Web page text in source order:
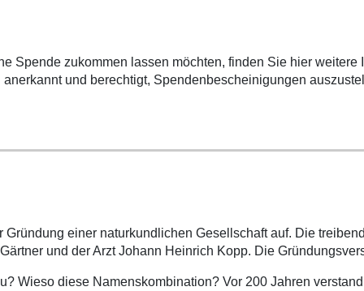
Spende zukommen lassen möchten, finden Sie hier weitere
und berechtigt, Spendenbescheinigungen
einer naturkundlichen Gesellschaft auf. Die
und der Arzt Johann Heinrich Kopp. Die
Wieso diese Namenskombination? Vor 200 Jahren